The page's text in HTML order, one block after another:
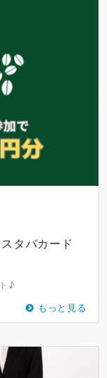
タバカード
♪
もっと見る